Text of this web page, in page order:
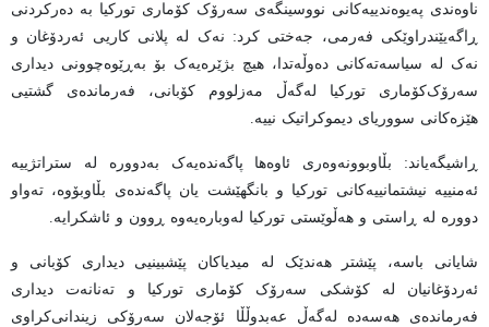
ناوەندی پەیوەندییەکانی نووسینگەی سەرۆک کۆماری تورکیا بە دەرکردنی
ڕاگەیێندراوێکی فەرمی، جەختی کرد: نەک لە پلانی کاریی ئەردۆغان و
نەک لە سیاسەتەکانی دەوڵەتدا، هیچ بژێرەیەک بۆ بەڕێوەچوونی دیداری
سەرۆک‌کۆماری تورکیا لەگەڵ مەزلووم کۆبانی، فەرماندەی گشتیی
هێزەکانی سووریای دیموکراتیک نییە.
ڕاشیگەیاند: بڵاوبوونەوەری ئاوەها پاگەندەیەک بەدوورە لە ستراتژییە
ئەمنییە نیشتمانییەکانی تورکیا و بانگهێشت یان پاگەندەی بڵاوبۆوە، تەواو
دوورە لە ڕاستی و هەڵوێستی تورکیا لەوبارەیەوە ڕوون و ئاشکرایە.
شایانی باسە، پێشتر هەندێک لە میدیاکان پێشبینیی دیداری کۆبانی و
ئەردۆغانیان لە کۆشکی سەرۆک کۆماری تورکیا و تەنانەت دیداری
فەرماندەی هەسەدە لەگەڵ عەبدوڵڵا ئۆجەلان سەرۆکی زیندانی‌کراوی